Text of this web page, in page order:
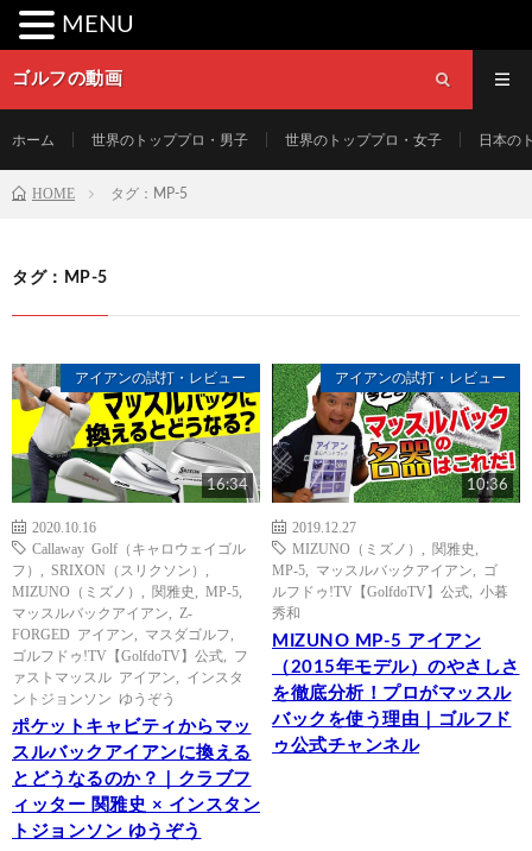
ゴルフの動画
ホーム 世界のトッププロ・男子 世界のトッププロ・女子 日本の
HOME タグ：MP-5
タグ：MP-5
アイアンの試打・レビュー
16:34
2020.10.16
Callaway Golf（キャロウェイゴル
フ）
SRIXON（スリクソン）
MIZUNO（ミズノ）
関雅史 MP-5
マッスルバックアイアン
Z-
FORGED アイアン
マスダゴルフ
ゴルフドゥ!TV【GolfdoTV】公式
フ
ァストマッスル アイアン
インスタ
ントジョンソン ゆうぞう
ポケットキャビティからマッ
スルバックアイアンに換える
とどうなるのか？｜クラブフ
ィッター 関雅史 × インスタン
トジョンソン ゆうぞう
アイアンの試打・レビュー
10:36
2019.12.27
MIZUNO（ミズノ）
関雅史
MP-5
マッスルバックアイアン
ゴ
ルフドゥ!TV【GolfdoTV】公式
小暮
秀和
MIZUNO MP-5 アイアン
（2015年モデル）のやさしさ
を徹底分析！プロがマッスル
バックを使う理由｜ゴルフド
ゥ公式チャンネル
MENU